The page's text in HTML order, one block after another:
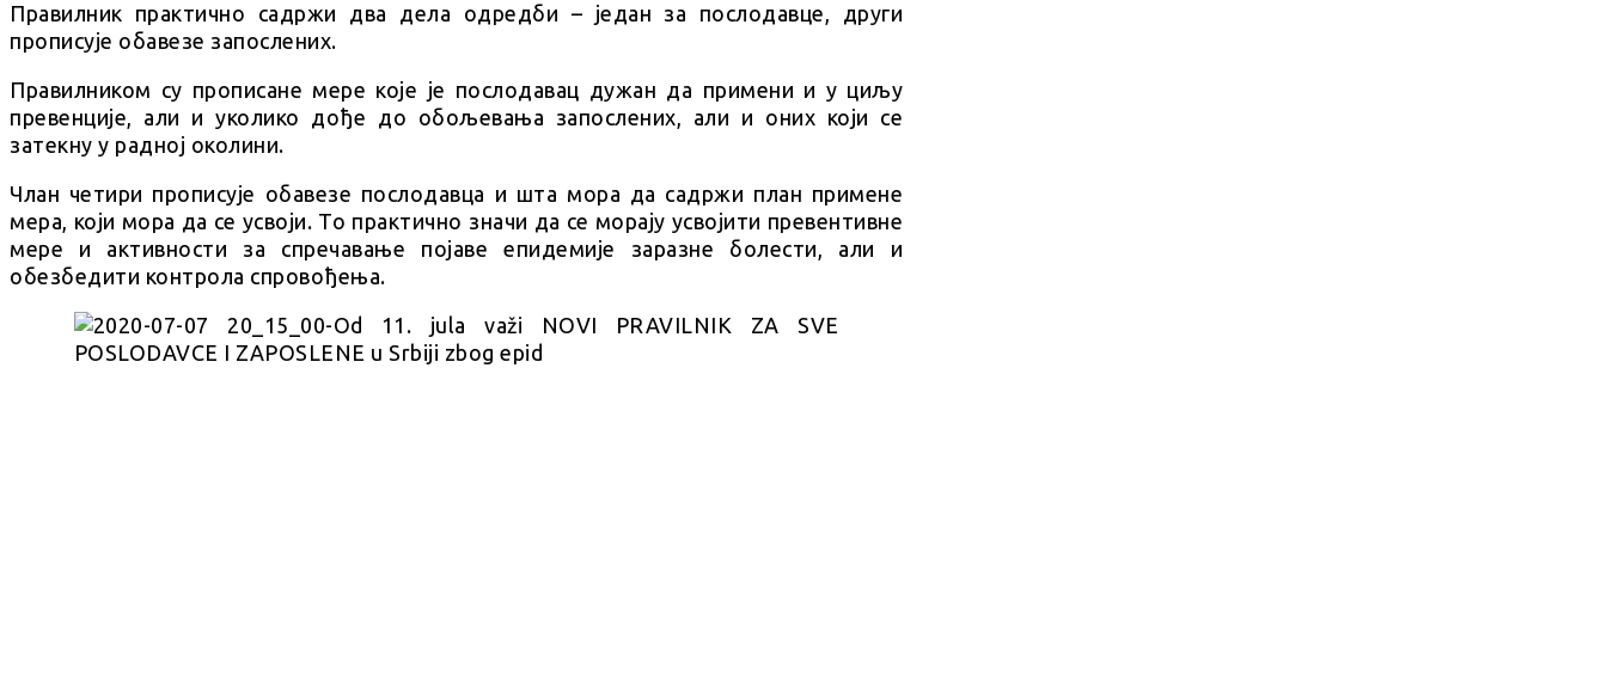
Правилник практично садржи два дела одредби – један за послодавце, други
прописује обавезе запослених.
Правилником су прописане мере које је послодавац дужан да примени и у циљу
превенције, али и уколико дође до обољевања запослених, али и оних који се
затекну у радној околини.
Члан четири прописује обавезе послодавца и шта мора да садржи план примене
мера, који мора да се усвоји. То практично значи да се морају усвојити превентивне
мере и активности за спречавање појаве епидемије заразне болести, али и
обезбедити контрола спровођења.